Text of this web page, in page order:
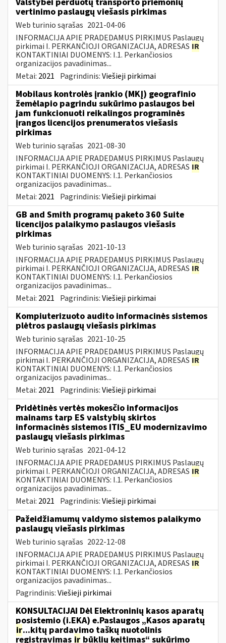
vertinimo paslaugų viešasis pirkimas
Web turinio sąrašas 2021-04-06
INFORMACIJA APIE PRADEDAMUS PIRKIMUS Paslaugų
pirkimai I. PERKANČIOJI ORGANIZACIJA, ADRESAS IR
KONTAKTINIAI DUOMENYS: I.1. Perkančiosios
organizacijos pavadinimas...
Metai: 2021 Pagrindinis:Viešieji pirkimai
Mobilaus kontrolės įrankio (MKĮ) geografinio
žemėlapio pagrindu sukūrimo paslaugos bei
jam funkcionuoti reikalingos programinės
įrangos licencijos prenumeratos viešasis
pirkimas
Web turinio sąrašas 2021-08-30
INFORMACIJA APIE PRADEDAMUS PIRKIMUS Paslaugų
pirkimai I. PERKANČIOJI ORGANIZACIJA, ADRESAS IR
KONTAKTINIAI DUOMENYS: I.1. Perkančiosios
organizacijos pavadinimas...
Metai: 2021 Pagrindinis:Viešieji pirkimai
GB and Smith programų paketo 360 Suite
licencijos palaikymo paslaugos viešasis
pirkimas
Web turinio sąrašas 2021-10-13
INFORMACIJA APIE PRADEDAMUS PIRKIMUS Paslaugų
pirkimai I. PERKANČIOJI ORGANIZACIJA, ADRESAS IR
KONTAKTINIAI DUOMENYS: I.1. Perkančiosios
organizacijos pavadinimas...
Metai: 2021 Pagrindinis:Viešieji pirkimai
Kompiuterizuoto audito informacinės sistemos
plėtros paslaugų viešasis pirkimas
Web turinio sąrašas 2021-10-25
INFORMACIJA APIE PRADEDAMUS PIRKIMUS Paslaugų
pirkimai I. PERKANČIOJI ORGANIZACIJA, ADRESAS IR
KONTAKTINIAI DUOMENYS: I.1. Perkančiosios
organizacijos pavadinimas...
Metai: 2021 Pagrindinis:Viešieji pirkimai
Pridėtinės vertės mokesčio informacijos
mainams tarp ES valstybių skirtos
informacinės sistemos ITIS_EU modernizavimo
paslaugų viešasis pirkimas
Web turinio sąrašas 2021-04-12
INFORMACIJA APIE PRADEDAMUS PIRKIMUS Paslaugų
pirkimai I. PERKANČIOJI ORGANIZACIJA, ADRESAS IR
KONTAKTINIAI DUOMENYS: I.1. Perkančiosios
organizacijos pavadinimas...
Metai: 2021 Pagrindinis:Viešieji pirkimai
Pažeidžiamumų valdymo sistemos palaikymo
paslaugų viešasis pirkimas
Web turinio sąrašas 2022-12-08
INFORMACIJA APIE PRADEDAMUS PIRKIMUS Paslaugų
pirkimai I. PERKANČIOJI ORGANIZACIJA, ADRESAS IR
KONTAKTINIAI DUOMENYS: I.1. Perkančiosios
organizacijos pavadinimas...
Pagrindinis:Viešieji pirkimai
KONSULTACIJAI Dėl Elektroninių kasos aparatų
posistemio (i.EKA) e.Paslaugos „Kasos aparatų
ir...kitų pardavimo taškų nuotolinis
registravimas ir būklių keitimas“ sukūrimo